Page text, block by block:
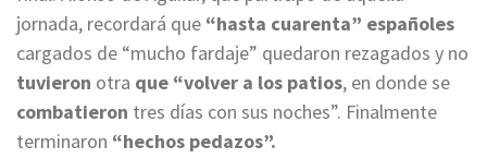
jornada, recordará que “hasta cuarenta” españoles
cargados de “mucho fardaje” quedaron rezagados y no
tuvieron otra que “volver a los patios, en donde se
combatieron tres días con sus noches”. Finalmente
terminaron “hechos pedazos”.